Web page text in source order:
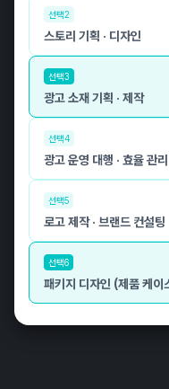
선택2
스토리 기획 · 디자인
선택3
광고 소재 기획 · 제작
선택4
광고 운영 대행 · 효율 관리
선택5
로고 제작 · 브랜드 컨설팅
선택6
패키지 디자인 (제품 케이